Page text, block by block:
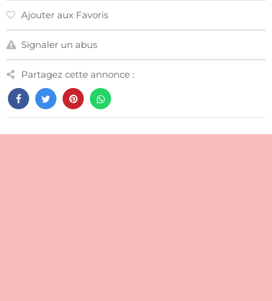
Ajouter aux Favoris
Signaler un abus
Partagez cette annonce :